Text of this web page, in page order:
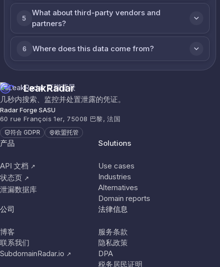
5
What about third-party vendors and
partners?
6 Where does this data come from?
LeakRadar
几秒内搜索、监控并处置泄露的凭证。
Radar Forge SASU
60 rue François 1er, 75008 巴黎, 法国
符合 GDPR 欧盟托管
产品
API 文档 ↗
状态页 ↗
泄漏数据库
Solutions
Use cases
Industries
Alternatives
Domain reports
公司
博客
联系我们
SubdomainRadar.io ↗
法律信息
服务条款
隐私政策
DPA
税务居民证明